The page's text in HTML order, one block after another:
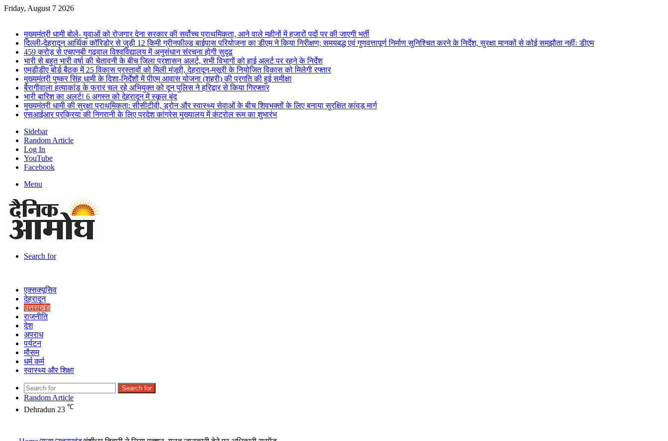
Friday, August 7 2026
मुख्यमंत्री धामी बोले- युवाओं को रोजगार देना सरकार की सर्वोच्च प्राथमिकता, आने वाले महीनों में हजारों पदों पर की जाएगी भर्ती
दिल्ली-देहरादून आर्थिक कॉरिडोर से जुड़ी 12 किमी ग्रीनफील्ड बाईपास परियोजना का डीएम ने किया निरीक्षण; समयबद्ध एवं गुणवत्तापूर्ण निर्माण सुनिश्चित करने के निर्देश, सुरक्षा मानकों से कोई समझौता नहींः डीएम
459 करोड़ से एचएनबी गढ़वाल विश्वविद्यालय में अनुसंधान संरचना होगी सुदृढ
भारी से बहुत भारी वर्षा की चेतावनी के बीच जिला प्रशासन अलर्ट, सभी विभागों को हाई अलर्ट पर रहने के निर्देश
एमडीडीए बोर्ड बैठक में 25 विकास प्रस्तावों को मिली मंजूरी, देहरादून-मसूरी के नियोजित विकास को मिलेगी रफ्तार
मुख्यमंत्री पुष्कर सिंह धामी के दिशा-निर्देशों में पीएम आवास योजना (शहरी) की प्रगति की हुई समीक्षा
बैरागीवाला हत्याकांड के फरार चल रहे अभियुक्त को दून पुलिस ने हरिद्वार से किया गिरफ्तार
भारी बारिश का अलर्ट! 6 अगस्त को देहरादून में स्कूल बंद
मुख्यमंत्री धामी की सुरक्षा प्राथमिकता: सीसीटीवी, ड्रोन और स्वास्थ्य सेवाओं के बीच शिवभक्तों के लिए बनाया सुरक्षित कांवड़ मार्ग
एसआईआर प्रक्रिया की निगरानी के लिए प्रदेश कांग्रेस मुख्यालय में कंट्रोल रूम का शुभारंभ
Sidebar
Random Article
Log In
YouTube
Facebook
Menu
Search for
एक्सक्यूसिव
देहरादून
उत्तराखंड
राजनीति
देश
अपराध
पर्यटन
मौसम
धर्म कर्म
स्वास्थ्य और शिक्षा
Search for
Random Article
Dehradun 23 ℃